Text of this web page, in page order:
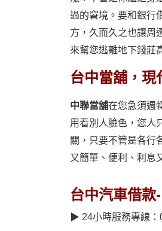
過的窘境。要和銀行
方，久而久之也讓周
來幫您逃離地下錢莊
台中當舖，現
中聯當舖在您急須週
用看別人臉色，您人
關，只要不管是各行
又簡單、便利、利息
台中汽車借款
▶ 24小時服務專線：